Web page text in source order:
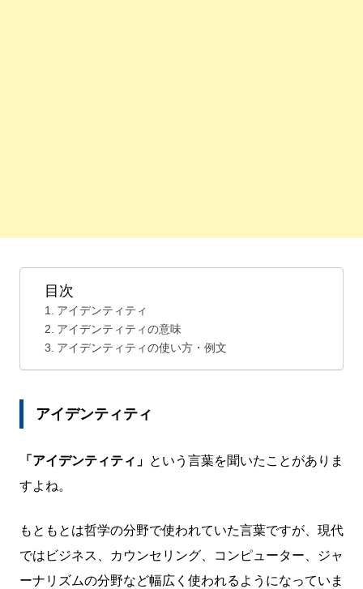
目次
アイデンティティ
アイデンティティの意味
アイデンティティの使い方・例文
アイデンティティ
「アイデンティティ」 という言葉を聞いたことがありま
すよね。
もともとは哲学の分野で使われていた言葉ですが、現代
ではビジネス、カウンセリング、コンピューター、ジャ
ーナリズムの分野など幅広く使われるようになっていま